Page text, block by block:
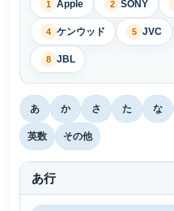
1 Apple 2 SONY
4 ケンウッド 5 JVC
8 JBL
あ か さ た な
英数 その他
あ行